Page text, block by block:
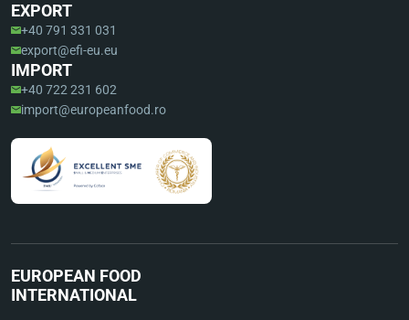
EXPORT
+40 791 331 031
export@efi-eu.eu
IMPORT
+40 722 231 602
import@europeanfood.ro
EUROPEAN FOOD
INTERNATIONAL